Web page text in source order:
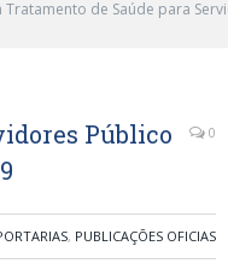
Tratamento de Saúde para
Público
0
, PUBLICAÇÕES OFICIAS